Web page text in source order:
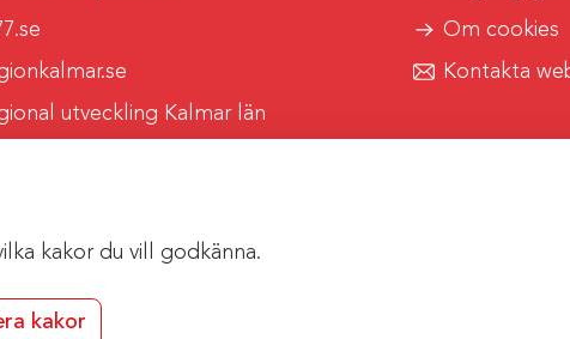
kakor du vill godkänna.
kakor
utveckling Kalmar län
Om cookies
Kontakta